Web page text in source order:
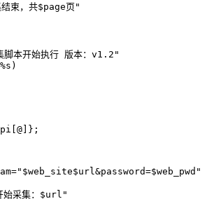
共$page页"
脚本开始执行 版本：v1.2"
：$url"